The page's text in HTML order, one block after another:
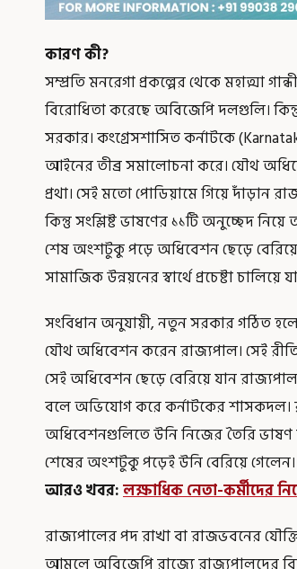
কারণ কী?
সম্প্রতি মনরেগা প্রকল্পের থেকে মহাত্মা
বিরোধিতা করেছে অবিজেপি দলগুলি।
সরকার। কংগ্রেসশাসিত কর্নাটকে
আইনের তীব্র সমালোচনা করে। যৌথ
প্রথা। সেই মতো পোডিয়ামে গিয়ে দাঁড়ান
কিন্তু সংশ্লিষ্ট ভাষণের ১১টি অনুচ্ছেদ
শেষ অংশটুকু পড়ে অধিবেশন ছেড়ে
সামাজিক উন্নয়নের স্বার্থে প্রচেষ্টা
সংবিধান অনুযায়ী, নতুন সরকার গঠিত হলে
যৌথ অধিবেশন করেন রাজ্যপাল। সেই
সেই অধিবেশন ছেড়ে বেরিয়ে যান
বলে অভিযোগ করে কর্নাটকের শাসকদল।
অধিবেশনগুলিতে উনি নিজের তৈরি ভাষণ
শেষের অংশটুকু পড়েই উনি বেরিয়ে গেলেন।
আরও খবর:লক্ষাধিক নেতা-কর্মীদের
রাজ্যপালের পদ রাখা বা রাজভবনের